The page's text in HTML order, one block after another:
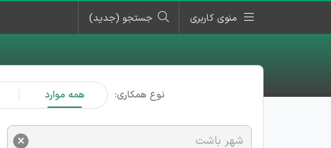
منوی کاربری جستجو (جدید)
نوع همکاری: همه موارد
شهر باشت ×